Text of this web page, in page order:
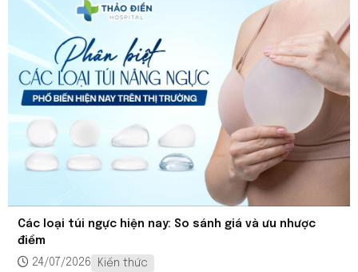
và có để lại hệ lụy gì cho sức khỏe sau này? Mọi thắc mắc
và nỗi lo mơ hồ của bạn sẽ được giải mã một cách khoa
học, khách quan qua bài viết sau đây.
Các loại túi ngực hiện nay: So sánh giá và ưu nhược
điểm
24/07/2026
Kiến thức